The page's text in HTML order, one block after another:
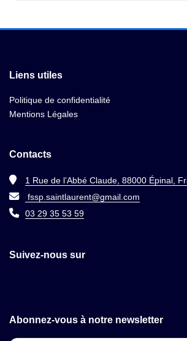
Liens utiles
Politique de confidentialité
Mentions Légales
Contacts
1 Rue de l’Abbé Claude, 88000 Épinal,
fssp.saintlaurent@gmail.com
03 29 35 53 59
Suivez-nous sur
Abonnez-vous à notre newsletter